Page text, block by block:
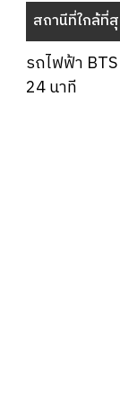
สถานีที่ใกล้ที่
รถไฟฟ้า
24 นาที